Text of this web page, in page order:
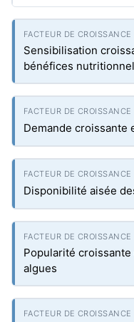
Sensibilisation
bénéfices
Demande croissante
Disponibilité aisée
Popularité
algues